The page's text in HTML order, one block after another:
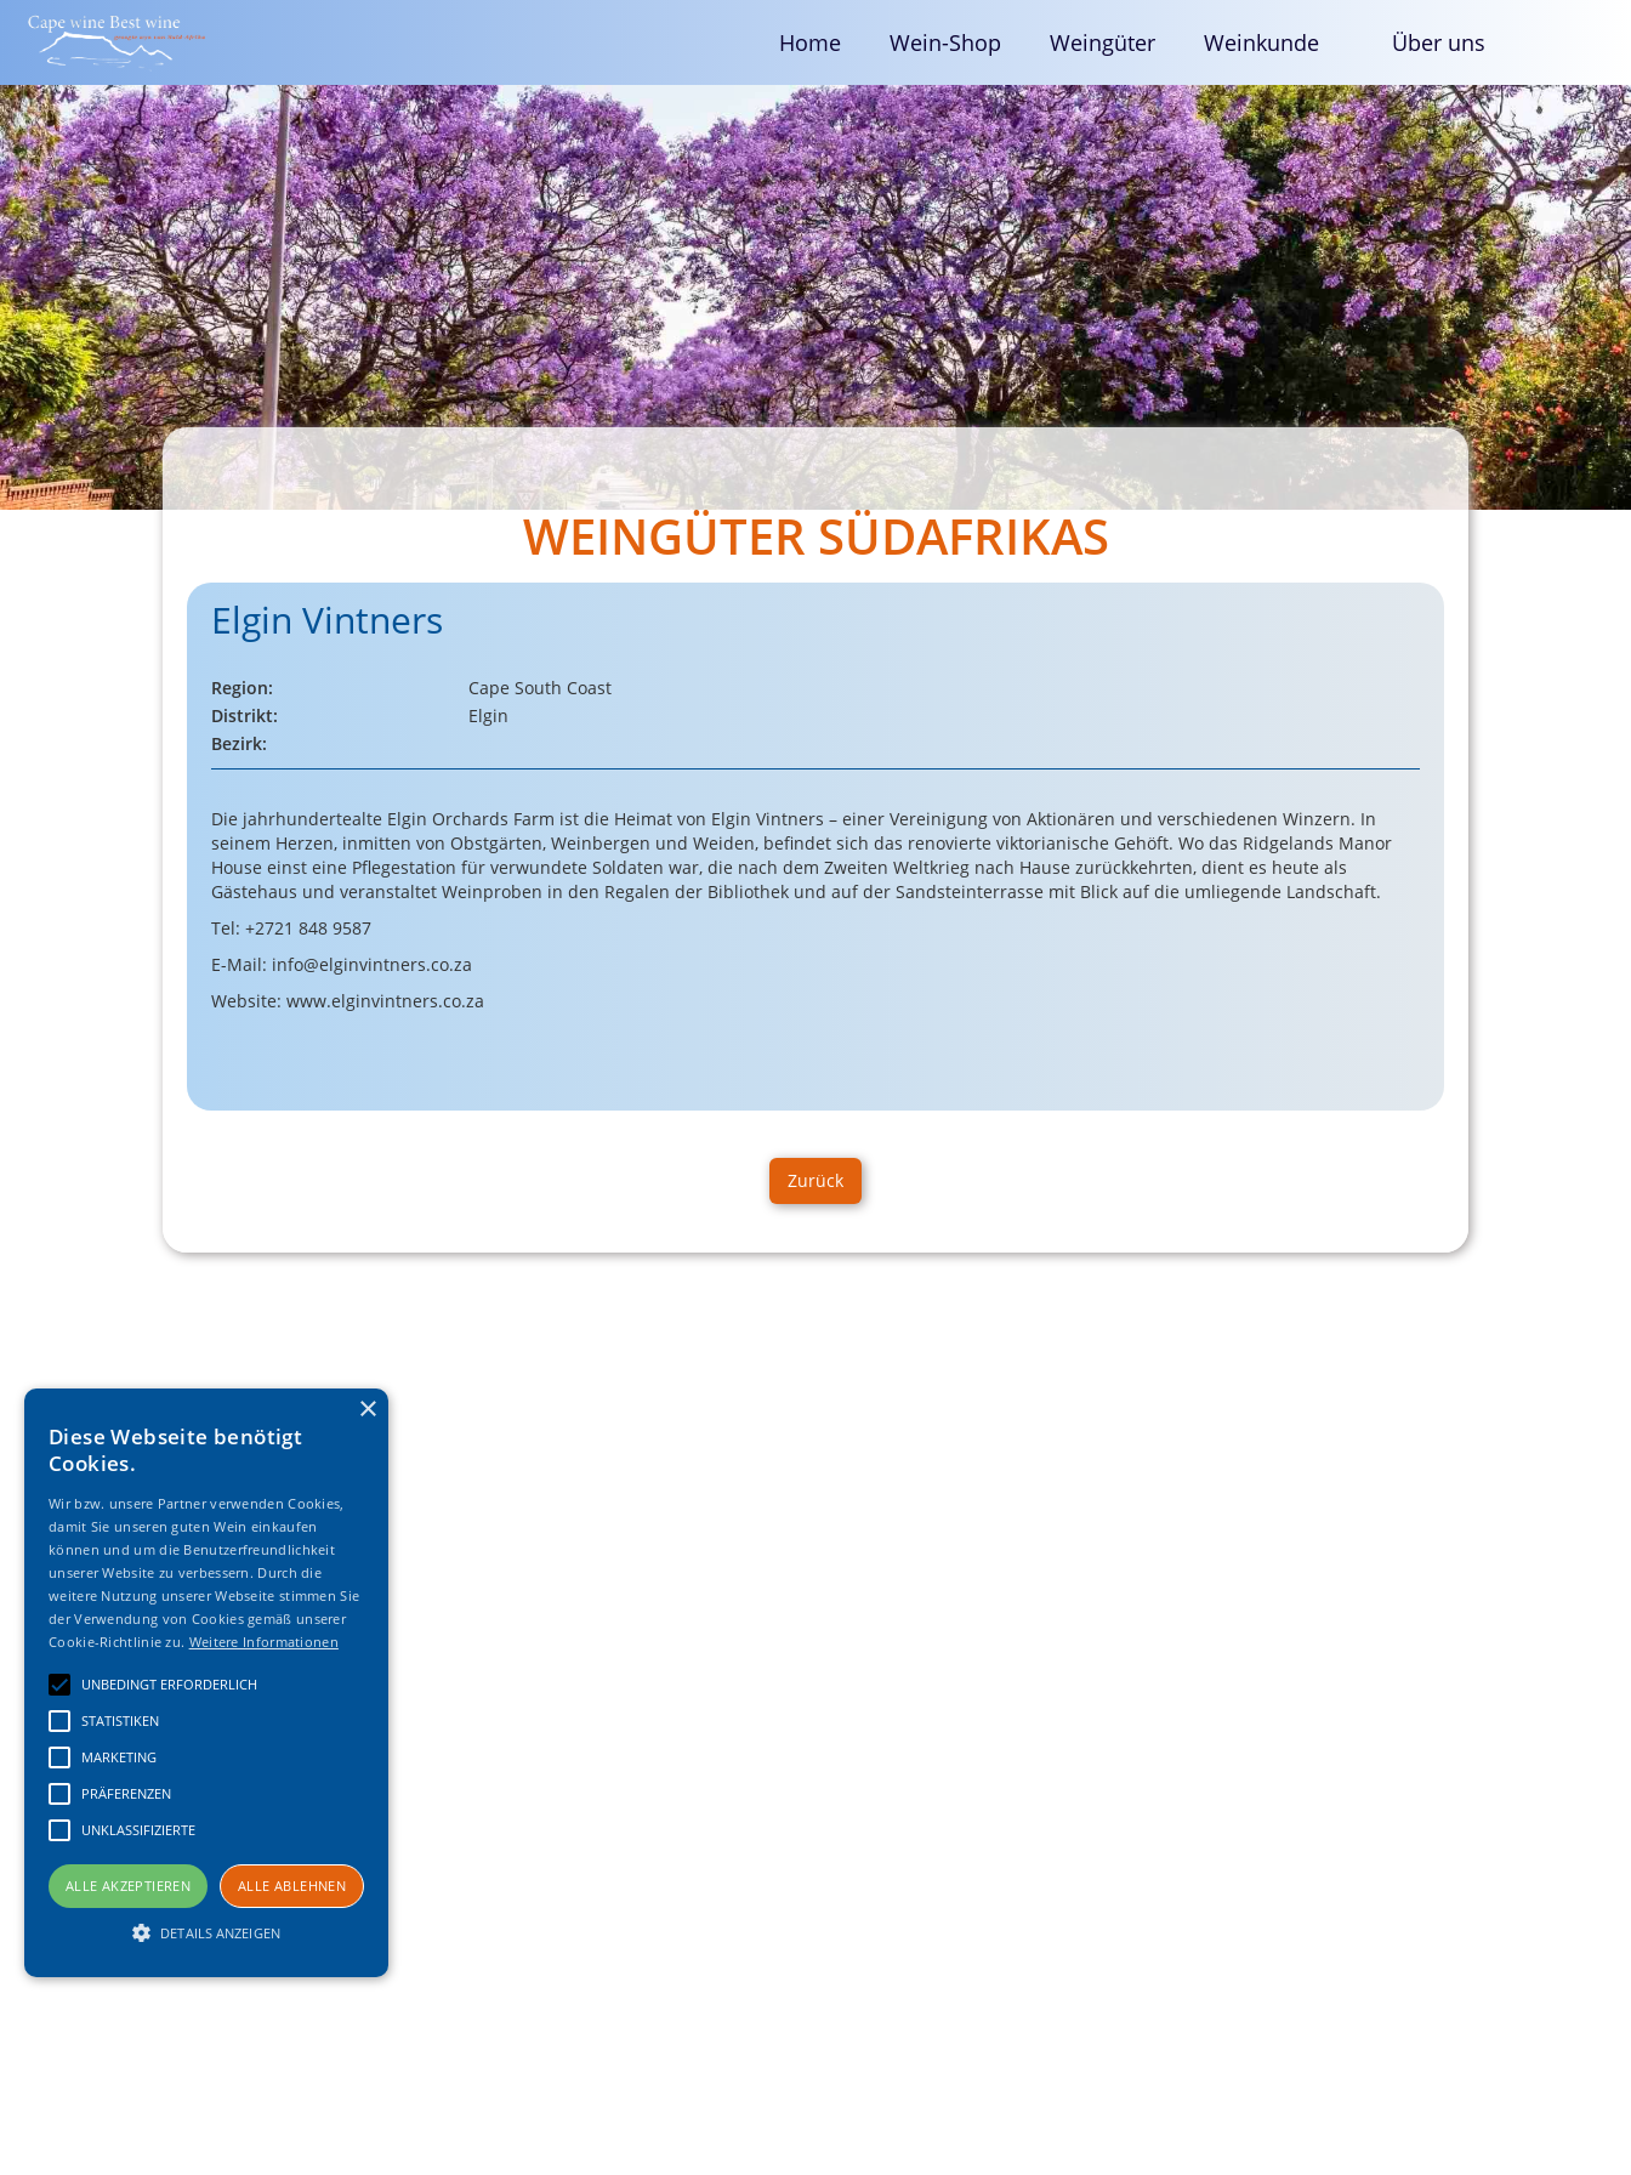
Home Wein-Shop Weingüter Weinkunde Über uns
WEINGÜTER SÜDAFRIKAS
Elgin Vintners
Region:
Cape South Coast
Distrikt:
Elgin
Bezirk:
Die jahrhundertealte Elgin Orchards Farm ist die Heimat von Elgin Vintners – einer Vereinigung von Aktionären und verschiedenen Winzern. In
seinem Herzen, inmitten von Obstgärten, Weinbergen und Weiden, befindet sich das renovierte viktorianische Gehöft. Wo das Ridgelands Manor
House einst eine Pflegestation für verwundete Soldaten war, die nach dem Zweiten Weltkrieg nach Hause zurückkehrten, dient es heute als
Gästehaus und veranstaltet Weinproben in den Regalen der Bibliothek und auf der Sandsteinterrasse mit Blick auf die umliegende Landschaft.
Tel: +2721 848 9587
E-Mail: info@elginvintners.co.za
Website: www.elginvintners.co.za
Zurück
Diese Webseite benötigt
Cookies.
Wir bzw. unsere Partner verwenden Cookies,
damit Sie unseren guten Wein einkaufen
können und um die Benutzerfreundlichkeit
unserer Website zu verbessern. Durch die
weitere Nutzung unserer Webseite stimmen Sie
der Verwendung von Cookies gemäß unserer
Cookie-Richtlinie zu. Weitere Informationen
UNBEDINGT ERFORDERLICH
STATISTIKEN
MARKETING
PRÄFERENZEN
UNKLASSIFIZIERTE
ALLE AKZEPTIEREN ALLE ABLEHNEN
DETAILS ANZEIGEN
×